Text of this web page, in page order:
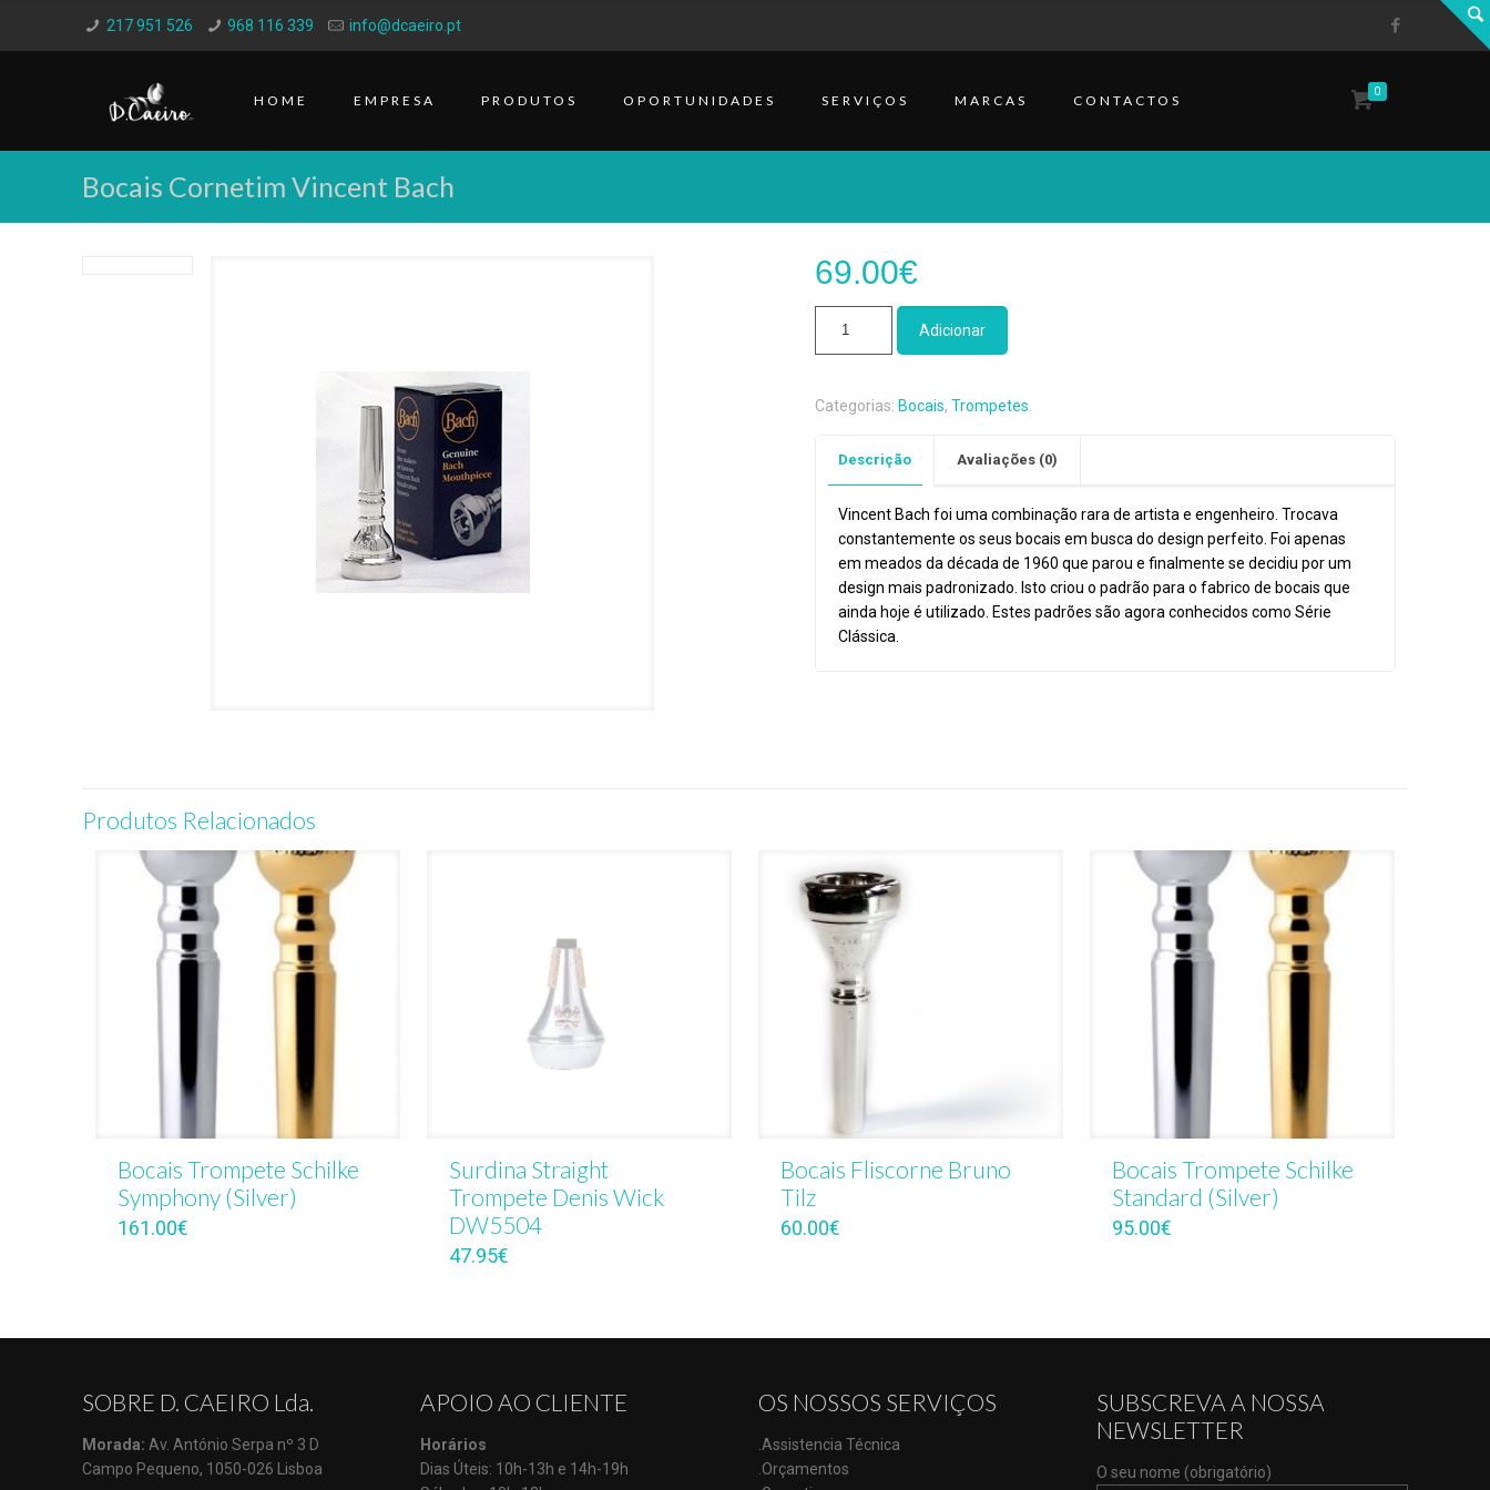
217 951 526 968 116 339 info@dcaeiro.pt
HOME EMPRESA PRODUTOS OPORTUNIDADES SERVIÇOS MARCAS CONTACTOS
0
Bocais Cornetim Vincent Bach
69.00€
Vincent
Adicionar
Categorias: Bocais,Trompetes
Descrição Avaliações (0)
Vincent Bach foi uma combinação rara de artista e engenheiro. Trocava
constantemente os seus bocais em busca do design perfeito. Foi apenas
em meados da década de 1960 que parou e finalmente se decidiu por um
design mais padronizado. Isto criou o padrão para o fabrico de bocais que
ainda hoje é utilizado. Estes padrões são agora conhecidos como Série
Clássica.
Produtos Relacionados
Bocais Trompete Schilke
Symphony (Silver)
161.00€
Surdina Straight
Trompete Denis Wick
DW5504
47.95€
Bocais Fliscorne Bruno
Tilz
60.00€
Bocais Trompete Schilke
Standard (Silver)
95.00€
SOBRE D. CAEIRO Lda.
Morada: Av. António Serpa nº 3 D
Campo Pequeno, 1050-026 Lisboa
APOIO AO CLIENTE
Horários
Dias Úteis: 10h-13h e 14h-19h
OS NOSSOS SERVIÇOS
.Assistencia Técnica
.Orçamentos
SUBSCREVA A NOSSA
NEWSLETTER
O seu nome (obrigatório)